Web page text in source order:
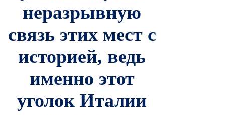
неразрывную
связь этих мест с
историей, ведь
именно этот
уголок Италии